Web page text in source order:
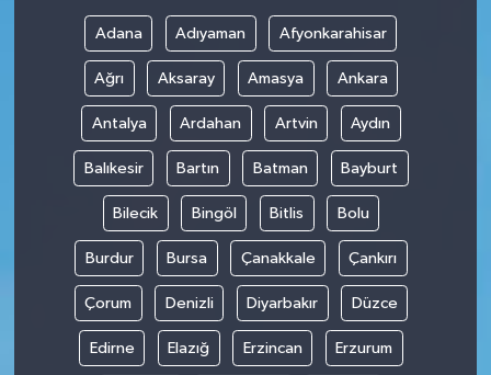
Adana Adıyaman Afyonkarahisar
Ağrı Aksaray Amasya Ankara
Antalya Ardahan Artvin Aydın
Balıkesir Bartın Batman Bayburt
Bilecik Bingöl Bitlis Bolu
Burdur Bursa Çanakkale Çankırı
Çorum Denizli Diyarbakır Düzce
Edirne Elazığ Erzincan Erzurum